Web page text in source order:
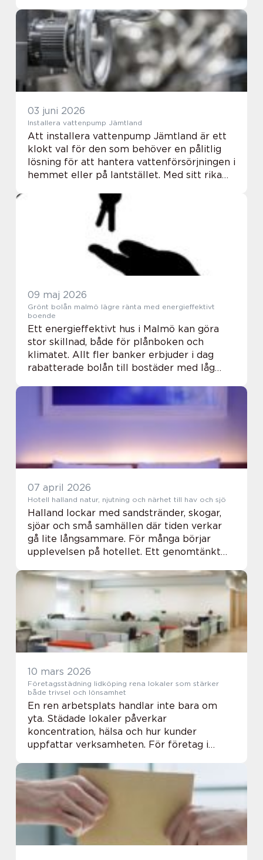
mobil annonsyta som arbetar varje dag,
året runt utan d...
03 juni 2026
Installera vattenpump Jämtland
Att installera vattenpump Jämtland är ett
klokt val för den som behöver en pålitlig
lösning för att hantera vattenförsörjningen i
hemmet eller på lantstället. Med sitt rika
09 maj 2026
Grönt bolån malmö lägre ränta med energieffektivt
boende
Ett energieffektivt hus i Malmö kan göra
stor skillnad, både för plånboken och
klimatet. Allt fler banker erbjuder i dag
rabatterade bolån till bostäder med låg
om tusentals kronor per år i sparade
räntekostna...
07 april 2026
Hotell halland natur, njutning och närhet till hav och sjö
Halland lockar med sandstränder, skogar,
sjöar och små samhällen där tiden verkar
gå lite långsammare. För många börjar
upplevelsen på hotellet. Ett genomtänkt
handlar om vandring, god mat, konferens
eller en enke...
10 mars 2026
Företagsstädning lidköping rena lokaler som stärker
både trivsel och lönsamhet
En ren arbetsplats handlar inte bara om
yta. Städade lokaler påverkar
koncentration, hälsa och hur kunder
uppfattar verksamheten. För företag i
enkel men kraftfull åtgärd för att skapa en
trygg arbetsmiljö oc...